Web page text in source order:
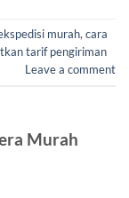
murah,cara
tarif pengiriman
Leave a comment
Murah